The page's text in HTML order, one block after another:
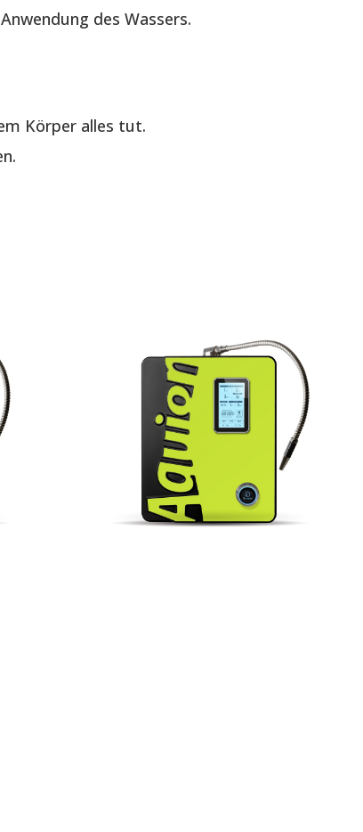
des Wassers.
Körper alles tut.